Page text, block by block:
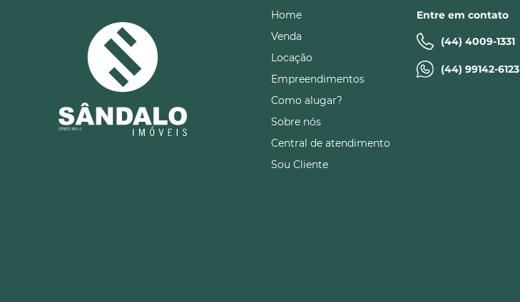
Home
Venda
Locação
Empreendimentos
Como alugar?
Sobre nós
Central de atendimento
Sou Cliente
Entre em contato
(44) 4009-1331
(44) 99142-6123